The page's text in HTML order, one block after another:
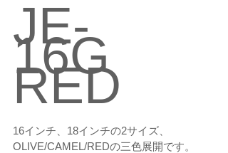
JE-
16G
RED
16インチ、18インチの2サイズ、
OLIVE/CAMEL/REDの三色展開です。